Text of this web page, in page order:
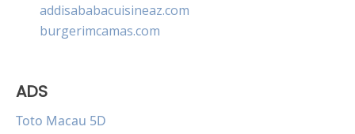
addisababacuisineaz.com
burgerimcamas.com
ADS
Toto Macau 5D